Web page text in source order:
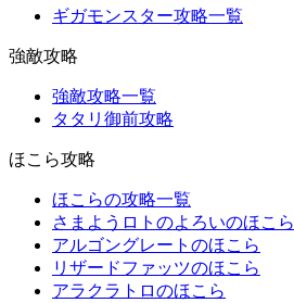
ギガモンスター攻略一覧
強敵攻略
強敵攻略一覧
タタリ御前攻略
ほこら攻略
ほこらの攻略一覧
さまようロトのよろいのほこら
アルゴングレートのほこら
リザードファッツのほこら
アラクラトロのほこら